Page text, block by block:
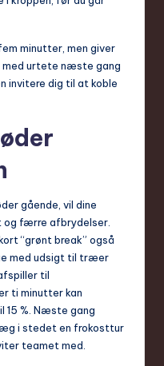
minutter, men giver
med urtete næste gang
invitere dig til at koble
gående, vil dine
og færre afbrydelser.
“grønt break” også
med udsigt til træer
til
ti minutter kan
15 %. Næste gang
i stedet en frokosttur
teamet med.